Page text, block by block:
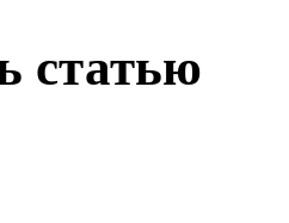
статью